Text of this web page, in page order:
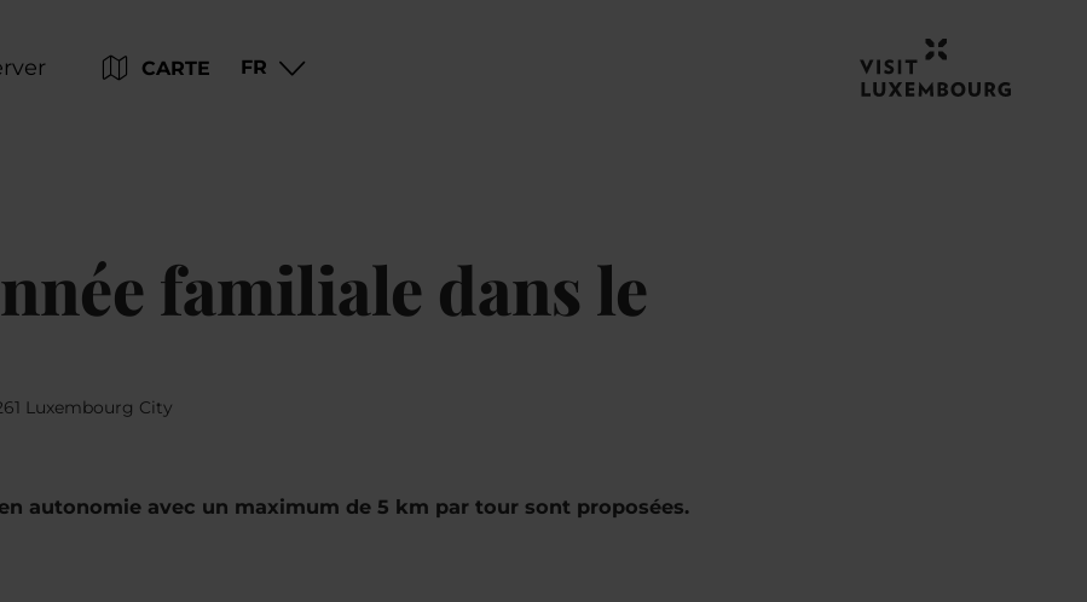
CARTE FR
familiale dans le
Luxembourg City
autonomie avec un maximum de 5 km par tour sont proposées.